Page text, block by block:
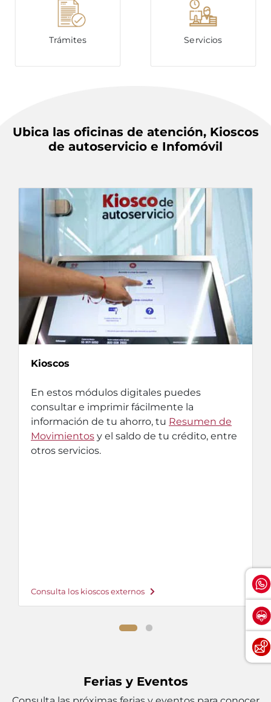
Trámites Servicios
Ubica las oficinas de atención, Kioscos
de autoservicio e Infomóvil
Kioscos
En estos módulos digitales puedes
consultar e imprimir fácilmente la
información de tu ahorro, tu Resumen de
Movimientos y el saldo de tu crédito, entre
otros servicios.
Consulta los kioscos externos
Ferias y Eventos